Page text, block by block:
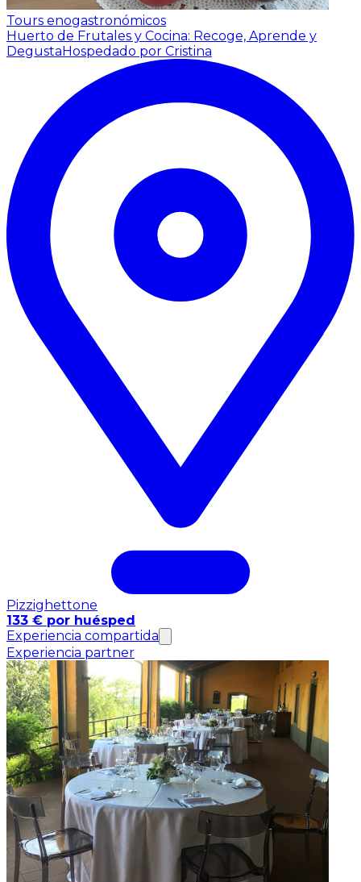
Tours enogastronómicos
Huerto de Frutales y Cocina: Recoge, Aprende y
DegustaHospedado por Cristina
Pizzighettone
133 € por huésped
Experiencia compartida
Experiencia partner